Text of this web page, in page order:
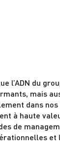
l’ADN du
mais
dans
à haute
de
et